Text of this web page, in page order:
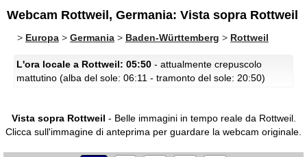
Webcam Rottweil, Germania: Vista sopra Rottweil
> Europa > Germania > Baden-Württemberg > Rottweil
L'ora locale a Rottweil: 05:50 - attualmente crepuscolo
mattutino (alba del sole: 06:11 - tramonto del sole: 20:50)
Vista sopra Rottweil - Belle immagini in tempo reale da Rottweil.
Clicca sull'immagine di anteprima per guardare la webcam originale.